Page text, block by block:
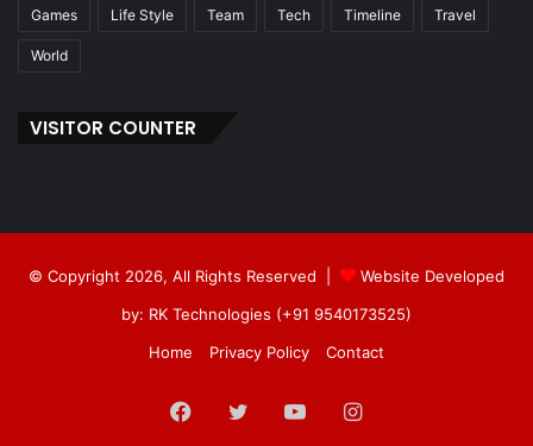
Games Life Style Team Tech Timeline Travel
World
VISITOR COUNTER
© Copyright 2026, All Rights Reserved |
Website Developed
by: RK Technologies (+91 9540173525)
Home
Privacy Policy Contact
Facebook
TwitterYouTubeInstagram